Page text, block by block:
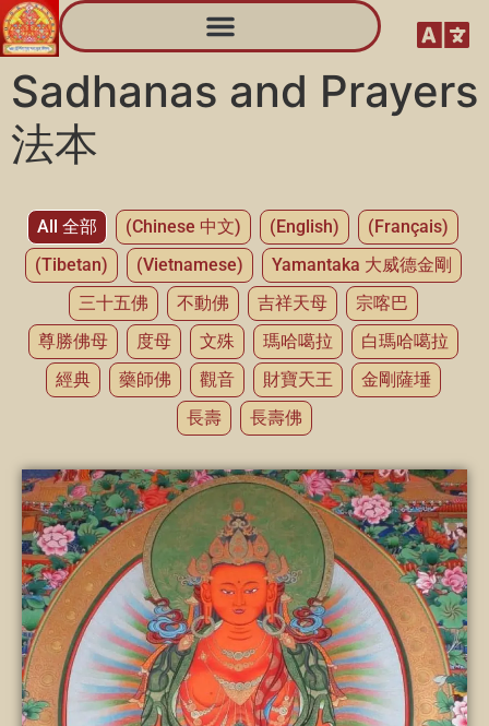
Sadhanas and Prayers
法本
All 全部 (Chinese 中文) (English)
(Français)
(Tibetan)
(Vietnamese) Yamantaka 大威德金剛
三十五佛
不動佛 吉祥天母
宗喀巴
尊勝佛母
度母 文殊 瑪哈噶拉 白瑪哈噶拉
經典
藥師佛 觀音 財寶天王 金剛薩埵
長壽
長壽佛